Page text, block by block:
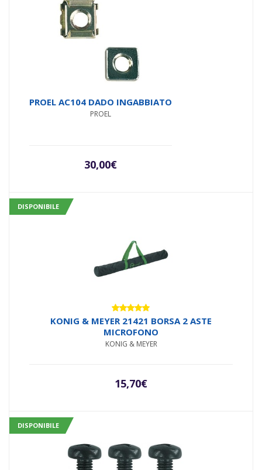
PROEL AC104 DADO INGABBIATO
PROEL
30,00€
DISPONIBILE
Valutato
5.00su 5
KONIG & MEYER 21421 BORSA 2 ASTE
MICROFONO
KONIG & MEYER
15,70€
DISPONIBILE